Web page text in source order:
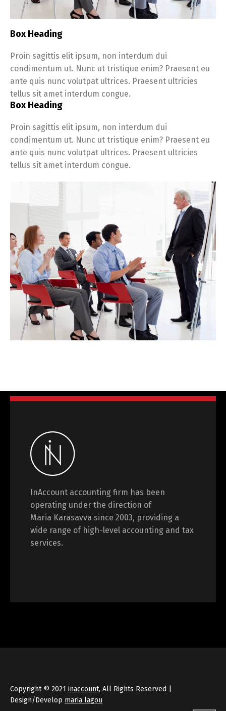
Box Heading
Proin sagittis elit ipsum, non interdum dui
condimentum ut. Nunc ut tristique enim? Praesent eu
ante quis nunc volutpat ultrices. Praesent ultricies
tellus sit amet interdum congue.
Box Heading
Proin sagittis elit ipsum, non interdum dui
condimentum ut. Nunc ut tristique enim? Praesent eu
ante quis nunc volutpat ultrices. Praesent ultricies
tellus sit amet interdum congue.
InAccount accounting firm has been
operating under the direction of
Maria Karasavva since 2003, providing a
wide range of high-level accounting and tax
services.
Copyright © 2021 inaccount, All Rights Reserved |
Design/Develop maria lagou